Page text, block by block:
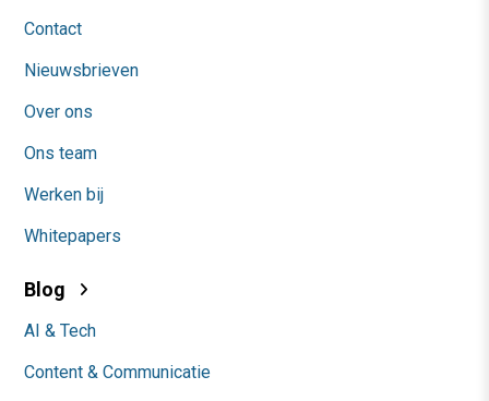
Contact
Nieuwsbrieven
Over ons
Ons team
Werken bij
Whitepapers
Blog
AI & Tech
Content & Communicatie